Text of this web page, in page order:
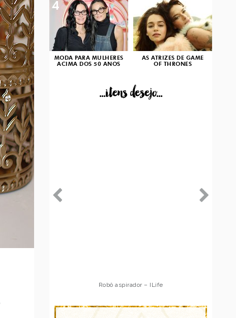
MODA PARA MULHERES
ACIMA DOS 50 ANOS
4
AS ATRIZES DE GAME
OF THRONES
...itens desejo...
Robô aspirador – Multilaser